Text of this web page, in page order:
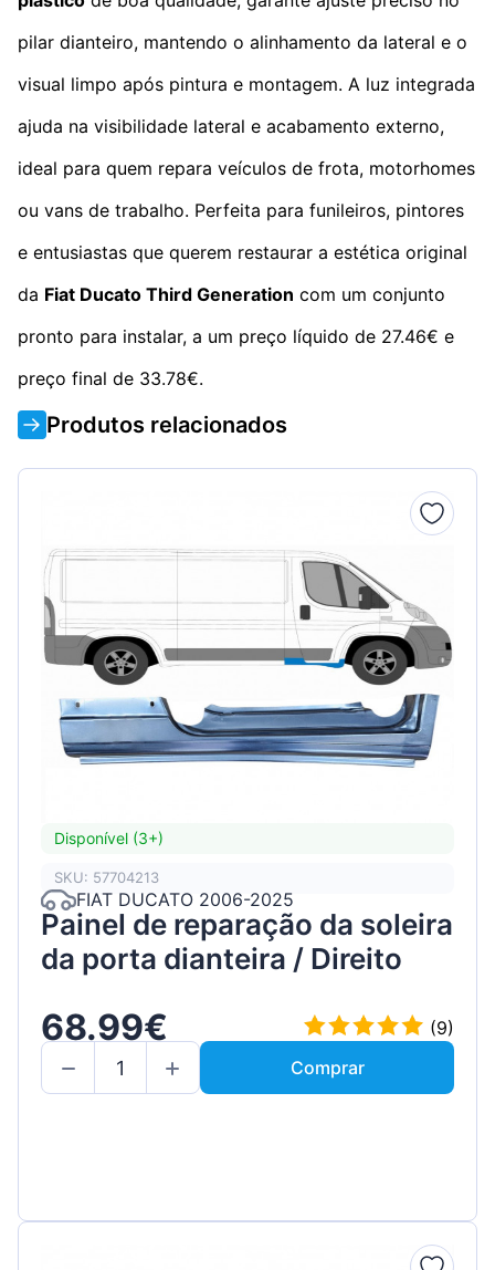
pilar dianteiro, mantendo o alinhamento da lateral e o
visual limpo após pintura e montagem. A luz integrada
ajuda na visibilidade lateral e acabamento externo,
ideal para quem repara veículos de frota, motorhomes
ou vans de trabalho. Perfeita para funileiros, pintores
e entusiastas que querem restaurar a estética original
da Fiat Ducato Third Generation com um conjunto
pronto para instalar, a um preço líquido de 27.46€ e
preço final de 33.78€.
Produtos relacionados
Disponível (3+)
SKU: 57704213
FIAT DUCATO 2006-2025
Painel de reparação da soleira
da porta dianteira / Direito
68.99€
(9)
Comprar